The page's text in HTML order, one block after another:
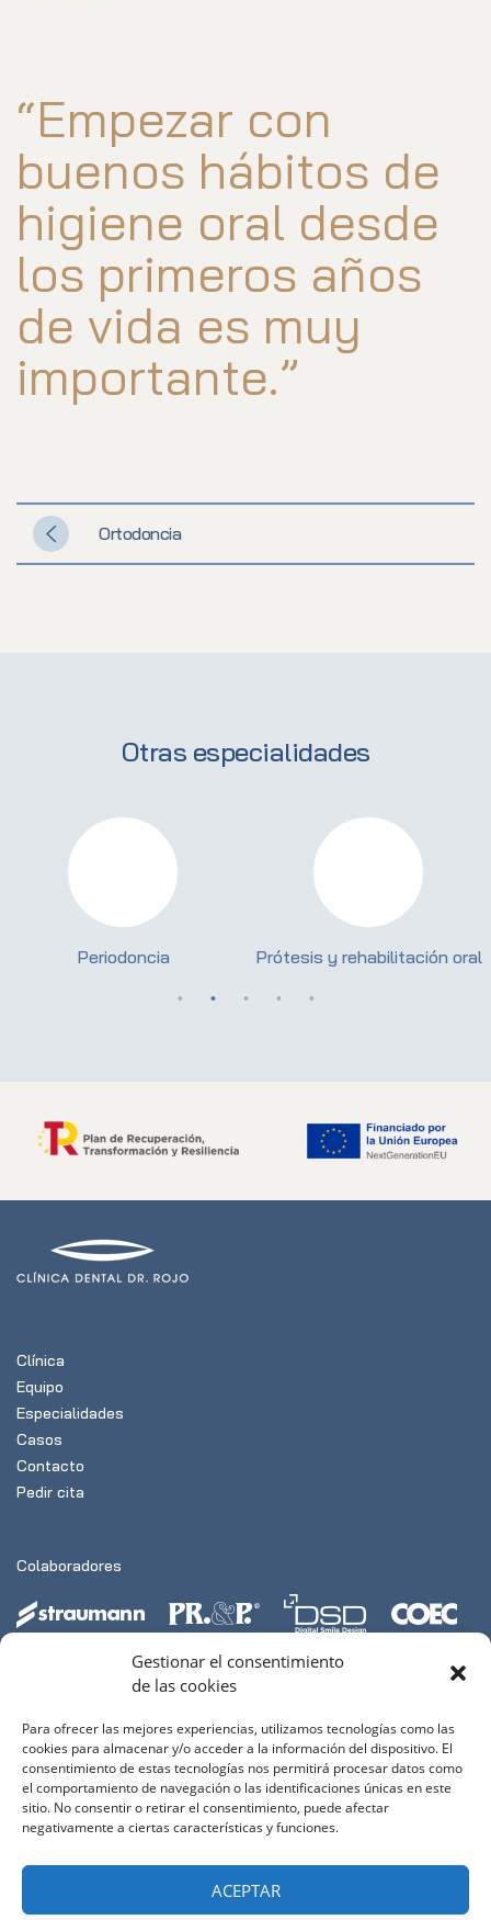
Gestionar el consentimiento
de las cookies
Para ofrecer las mejores experiencias, utilizamos tecnologías como las
cookies para almacenar y/o acceder a la información del dispositivo. El
consentimiento de estas tecnologías nos permitirá procesar datos como
el comportamiento de navegación o las identificaciones únicas en este
sitio. No consentir o retirar el consentimiento, puede afectar
negativamente a ciertas características y funciones.
ACEPTAR
“Empezar con
buenos hábitos de
higiene oral desde
los primeros años
de vida es muy
importante.”
Ortodoncia
Otras especialidades
Periodoncia Prótesis y rehabilitación oral
Clínica
Equipo
Especialidades
Casos
Contacto
Pedir cita
Colaboradores
Links
Dos de Maig, 23-25, bajos